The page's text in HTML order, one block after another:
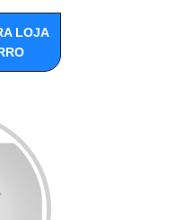
LOJA